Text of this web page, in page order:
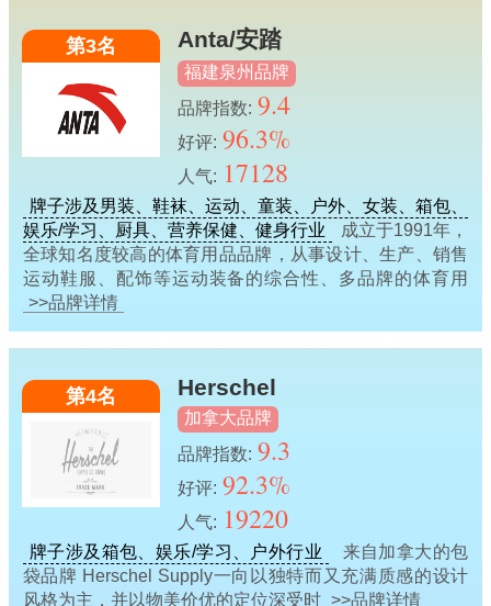
第3名 Anta/安踏
福建泉州品牌
品牌指数: 9.4
好评: 96.3%
人气: 17128
牌子涉及男装、鞋袜、运动、童装、户外、女装、箱包、
娱乐/学习、厨具、营养保健、健身行业
成立于1991年，
全球知名度较高的体育用品品牌，从事设计、生产、销售
运动鞋服、配饰等运动装备的综合性、多品牌的体育用
>>品牌详情
第4名 Herschel
加拿大品牌
品牌指数: 9.3
好评: 92.3%
人气: 19220
牌子涉及箱包、娱乐/学习、户外行业
来自加拿大的包
袋品牌 Herschel Supply一向以独特而又充满质感的设计
风格为主，并以物美价优的定位深受时 >>品牌详情